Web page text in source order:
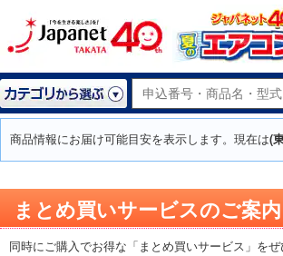
商品情報にお届け可能目安を表示します。現在は(
まとめ買いサービスのご案内
同時にご購入でお得な「まとめ買いサービス」をぜ